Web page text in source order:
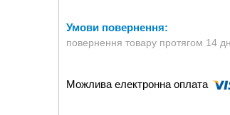
повернення товару протягом 14